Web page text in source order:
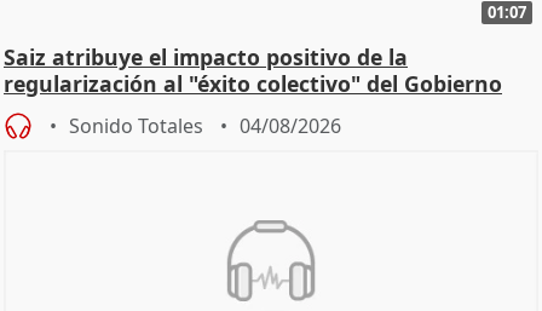
01:07
Saiz atribuye el impacto positivo de la
regularización al "éxito colectivo" del Gobierno
Sonido Totales 04/08/2026